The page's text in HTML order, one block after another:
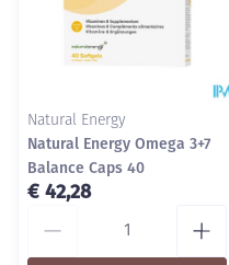
Natural Energy
Natural Energy Omega 3+7
Balance Caps 40
€ 42,28